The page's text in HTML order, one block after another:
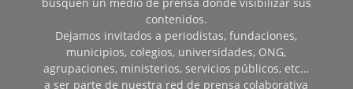
contenidos.
Dejamos invitados a periodistas, fundaciones,
municipios, colegios, universidades, ONG,
agrupaciones, ministerios, servicios públicos, etc…
a ser parte de nuestra red de prensa colaborativa